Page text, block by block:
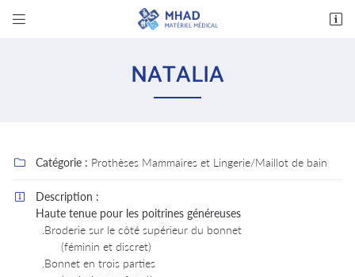
 
Adresse email de réception
NATALIA
 Catégorie : Prothèses Mammaires et Lingerie/Maillot de bain

Description :
Haute tenue pour les poitrines généreuses
.Broderie sur le côté supérieur du bonnet
(féminin et discret)
.Bonnet en trois parties